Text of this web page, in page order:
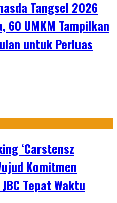
Tangsel 2026
60 UMKM Tampilkan
untuk Perluas
‘Carstensz
Komitmen
Tepat Waktu